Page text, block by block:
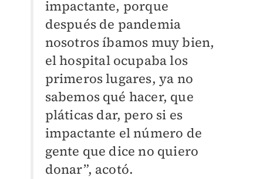
impactante, porque
después de pandemia
nosotros íbamos muy bien,
el hospital ocupaba los
primeros lugares, ya no
sabemos qué hacer, que
pláticas dar, pero si es
impactante el número de
gente que dice no quiero
donar”, acotó.